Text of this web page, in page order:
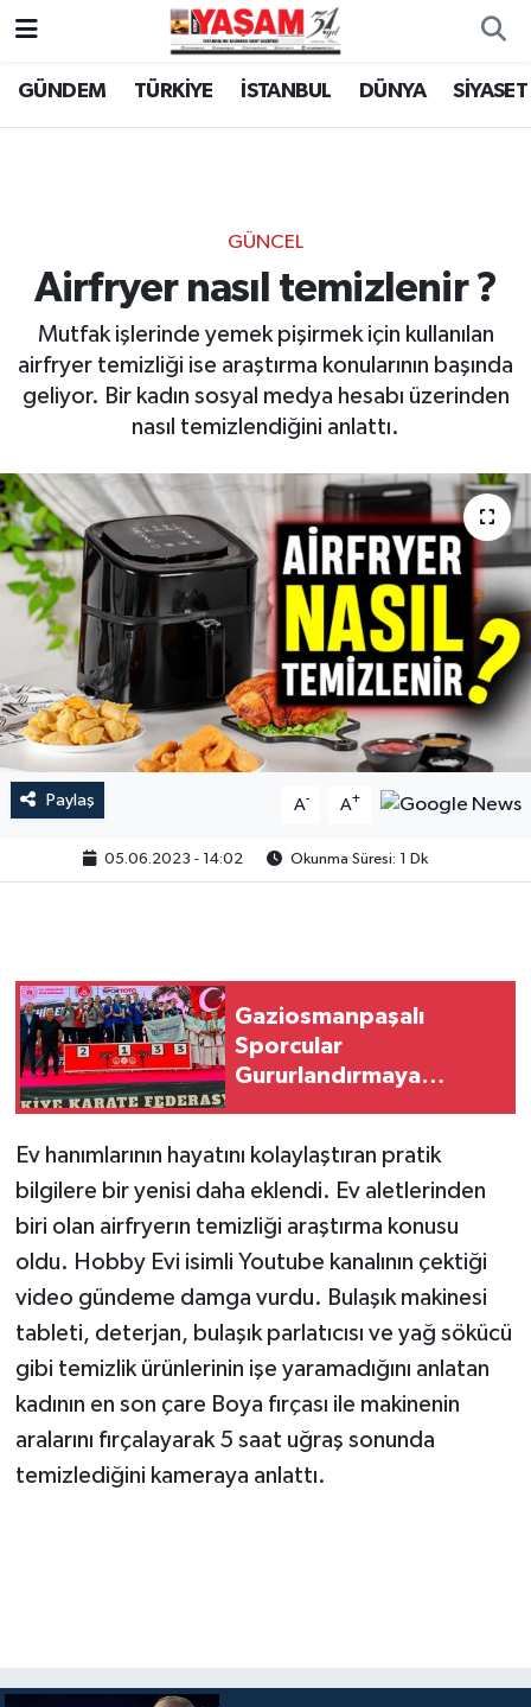
GÜNDEM TÜRKİYE İSTANBUL DÜNYA SİYASET
GÜNCEL
Airfryer nasıl temizlenir ?
Mutfak işlerinde yemek pişirmek için kullanılan
airfryer temizliği ise araştırma konularının başında
geliyor. Bir kadın sosyal medya hesabı üzerinden
nasıl temizlendiğini anlattı.
Paylaş A- A+
05.06.2023 - 14:02 Okunma Süresi: 1 Dk
Gaziosmanpaşalı
Sporcular
Gururlandırmaya
Ev hanımlarının hayatını kolaylaştıran pratik
bilgilere bir yenisi daha eklendi. Ev aletlerinden
biri olan airfryerın temizliği araştırma konusu
oldu. Hobby Evi isimli Youtube kanalının çektiği
video gündeme damga vurdu. Bulaşık makinesi
tableti, deterjan, bulaşık parlatıcısı ve yağ sökücü
gibi temizlik ürünlerinin işe yaramadığını anlatan
kadının en son çare Boya fırçası ile makinenin
aralarını fırçalayarak 5 saat uğraş sonunda
temizlediğini kameraya anlattı.